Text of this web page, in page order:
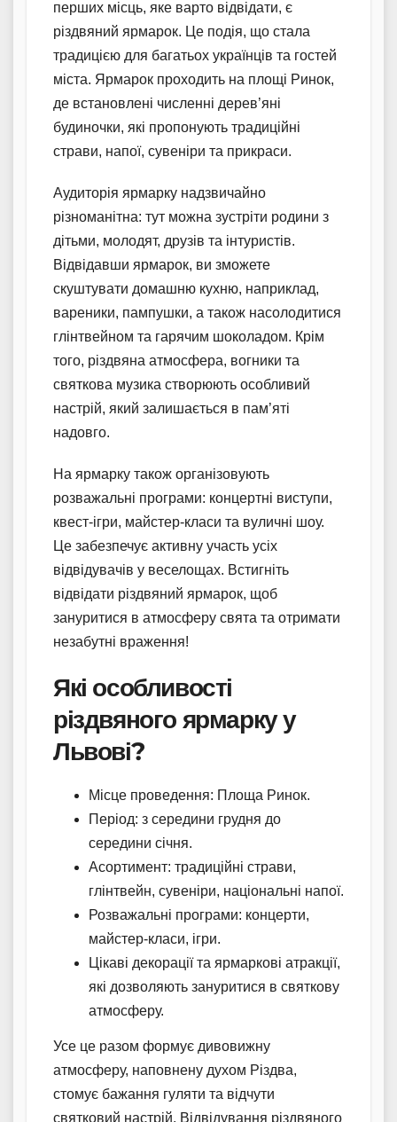
перших місць, яке варто відвідати, є
різдвяний ярмарок. Це подія, що стала
традицією для багатьох українців та гостей
міста. Ярмарок проходить на площі Ринок,
де встановлені численні дерев’яні
будиночки, які пропонують традиційні
страви, напої, сувеніри та прикраси.
Аудиторія ярмарку надзвичайно
різноманітна: тут можна зустріти родини з
дітьми, молодят, друзів та інтуристів.
Відвідавши ярмарок, ви зможете
скуштувати домашню кухню, наприклад,
вареники, пампушки, а також насолодитися
глінтвейном та гарячим шоколадом. Крім
того, різдвяна атмосфера, вогники та
святкова музика створюють особливий
настрій, який залишається в пам’яті
надовго.
На ярмарку також організовують
розважальні програми: концертні виступи,
квест-ігри, майстер-класи та вуличні шоу.
Це забезпечує активну участь усіх
відвідувачів у веселощах. Встигніть
відвідати різдвяний ярмарок, щоб
зануритися в атмосферу свята та отримати
незабутні враження!
Які особливості
різдвяного ярмарку у
Львові?
Місце проведення: Площа Ринок.
Період: з середини грудня до
середини січня.
Асортимент: традиційні страви,
глінтвейн, сувеніри, національні напої.
Розважальні програми: концерти,
майстер-класи, ігри.
Цікаві декорації та ярмаркові атракції,
які дозволяють зануритися в святкову
атмосферу.
Усе це разом формує дивовижну
атмосферу, наповнену духом Різдва,
стомує бажання гуляти та відчути
святковий настрій. Відвідування різдвяного